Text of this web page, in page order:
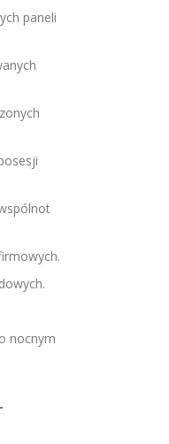
paneli
nocnym